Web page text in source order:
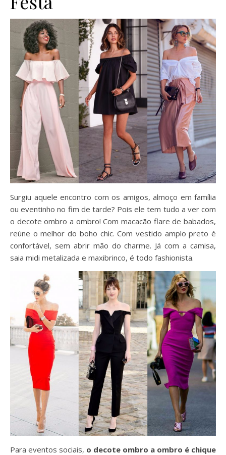
Surgiu aquele encontro com os amigos, almoço em família
ou eventinho no fim de tarde? Pois ele tem tudo a ver com
o decote ombro a ombro! Com macacão flare de babados,
reúne o melhor do boho chic. Com vestido amplo preto é
confortável, sem abrir mão do charme. Já com a camisa,
saia midi metalizada e maxibrinco, é todo fashionista.
Para eventos sociais, o decote ombro a ombro é chique